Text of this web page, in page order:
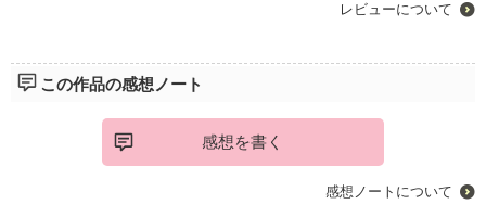
レビューについて
この作品の感想ノート
感想を書く
感想ノートについて